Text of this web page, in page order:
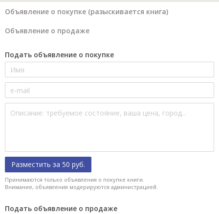
Объявление о покупке (разыскивается книга)
Объявление о продаже
Подать объявление о покупке
Разместить за 50 руб.
Принимаются только объявления о покупке книги.
Внимание, объявления модерируются администрацией.
Подать объявление о продаже